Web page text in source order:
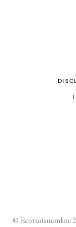
© Ecoturismonline